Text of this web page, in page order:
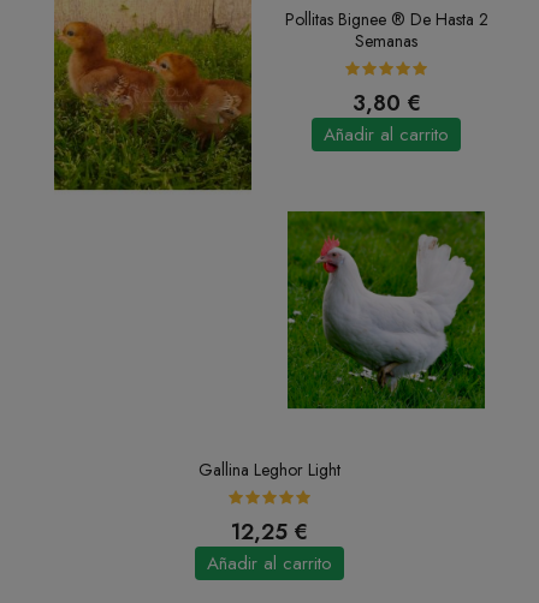
Pollitas Bignee ® De Hasta 2
Semanas
3,80 €
Añadir al carrito
Gallina Leghor Light
12,25 €
Añadir al carrito